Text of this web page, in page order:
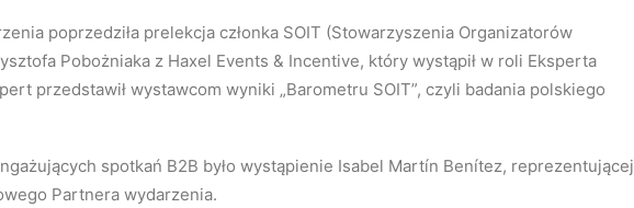
poprzedziła prelekcja członka SOIT (Stowarzyszenia Organizatorów
Pobożniaka z Haxel Events & Incentive, który wystąpił w roli Eksperta
przedstawił wystawcom wyniki „Barometru SOIT”, czyli badania polskiego
spotkań B2B było wystąpienie Isabel Martín Benítez, reprezentującej
Partnera wydarzenia.